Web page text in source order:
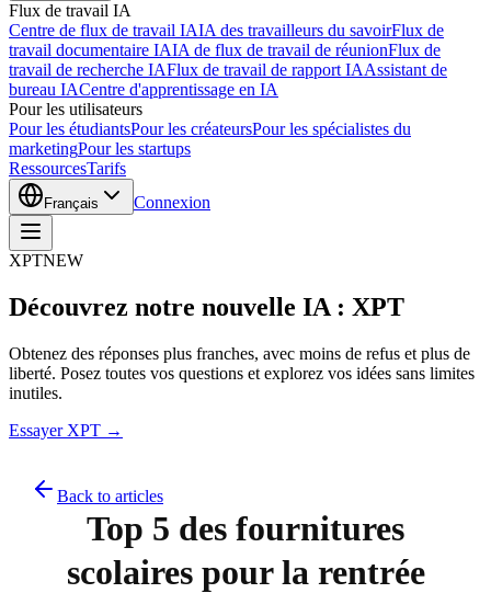
Flux de travail IA
Centre de flux de travail IAIA des travailleurs du savoirFlux de
travail documentaire IAIA de flux de travail de réunionFlux de
travail de recherche IAFlux de travail de rapport IAAssistant de
bureau IACentre d'apprentissage en IA
Pour les utilisateurs
Pour les étudiantsPour les créateursPour les spécialistes du
marketingPour les startups
RessourcesTarifs
Français Connexion
XPTNEW
Découvrez notre nouvelle IA : XPT
Obtenez des réponses plus franches, avec moins de refus et plus de
liberté. Posez toutes vos questions et explorez vos idées sans limites
inutiles.
Essayer XPT →
Back to articles
Top 5 des fournitures
scolaires pour la rentrée